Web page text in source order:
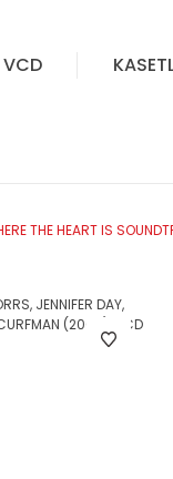
VCD
THE HEART IS